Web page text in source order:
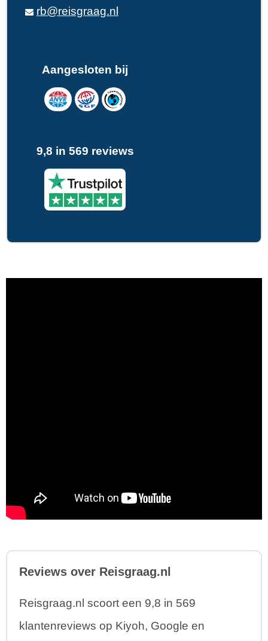
rb@reisgraag.nl
Aangesloten bij
9,8 in 569 reviews
Reviews over Reisgraag.nl
Reisgraag.nl scoort een 9,8 in 569
klantenreviews op Kiyoh, Google en